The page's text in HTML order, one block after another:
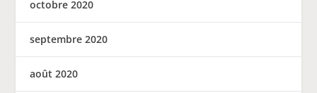
octobre 2020
septembre 2020
août 2020